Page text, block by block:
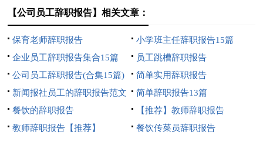
【公司员工辞职报告】相关文章：
保育老师辞职报告
小学班主任辞职报告15篇
企业员工辞职报告集合15篇
员工跳槽辞职报告
公司员工辞职报告(合集15篇)
简单实用辞职报告
新闻报社员工的辞职报告范文
简单辞职报告13篇
餐饮的辞职报告
【推荐】教师辞职报告
教师辞职报告【推荐】
餐饮传菜员辞职报告